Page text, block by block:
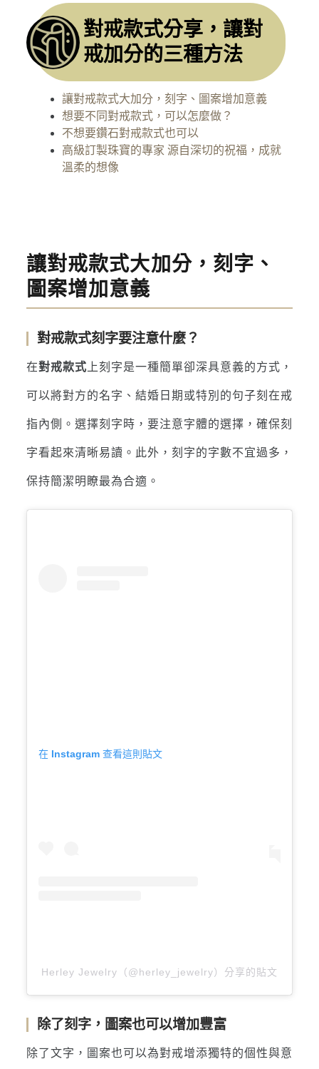
對戒款式分享，讓對
戒加分的三種方法
讓對戒款式大加分，刻字、圖案增加意義
想要不同對戒款式，可以怎麼做？
不想要鑽石對戒款式也可以
高級訂製珠寶的專家 源自深切的祝福，成就
溫柔的想像
讓對戒款式大加分，刻字、
圖案增加意義
對戒款式刻字要注意什麼？
在對戒款式 上刻字是一種簡單卻深具意義的方式，
可以將對方的名字、結婚日期或特別的句子刻在戒
指內側。選擇刻字時，要注意字體的選擇，確保刻
字看起來清晰易讀。此外，刻字的字數不宜過多，
保持簡潔明瞭最為合適。
在 Instagram 查看這則貼文
Herley Jewelry（@herley_jewelry）分享的貼文
除了刻字，圖案也可以增加豐富
除了文字，圖案也可以為對戒增添獨特的個性與意